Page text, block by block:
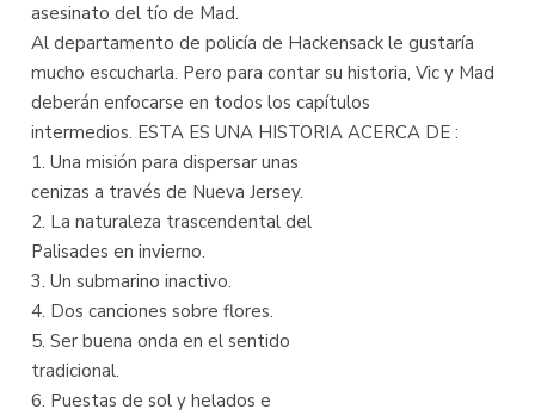
asesinato del tío de Mad.
Al departamento de policía de Hackensack le gustaría
mucho escucharla. Pero para contar su historia, Vic y Mad
deberán enfocarse en todos los capítulos
intermedios. ESTA ES UNA HISTORIA ACERCA DE :
1. Una misión para dispersar unas
cenizas a través de Nueva Jersey.
2. La naturaleza trascendental del
Palisades en invierno.
3. Un submarino inactivo.
4. Dos canciones sobre flores.
5. Ser buena onda en el sentido
tradicional.
6. Puestas de sol y helados e